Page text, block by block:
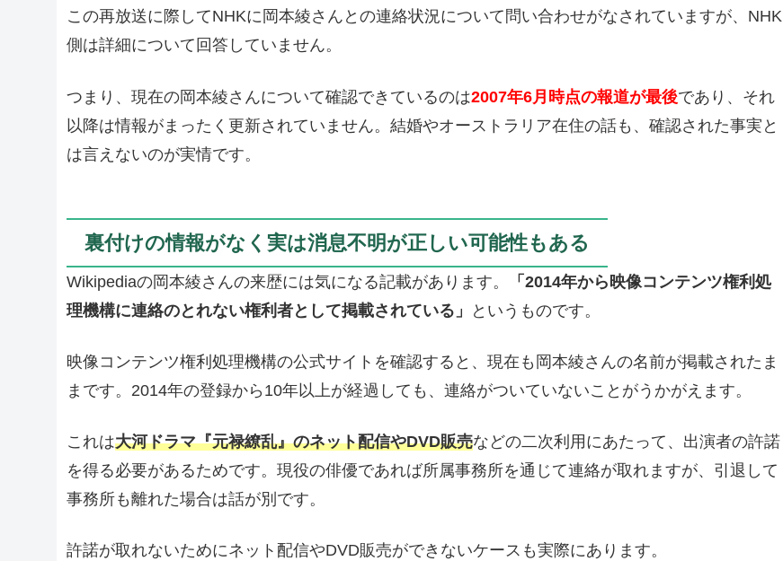
この再放送に際してNHKに岡本綾さんとの連絡状況について問い合わせがなされていますが、NHK
側は詳細について回答していません。
つまり、現在の岡本綾さんについて確認できているのは2007年6月時点の報道が最後であり、それ
以降は情報がまったく更新されていません。結婚やオーストラリア在住の話も、確認された事実と
は言えないのが実情です。
裏付けの情報がなく実は消息不明が正しい可能性もある
Wikipediaの岡本綾さんの来歴には気になる記載があります。
「2014年から映像コンテンツ権利処
理機構に連絡のとれない権利者として掲載されている」
というものです。
映像コンテンツ権利処理機構の公式サイトを確認すると、現在も岡本綾さんの名前が掲載されたま
まです。2014年の登録から10年以上が経過しても、連絡がついていないことがうかがえます。
これは大河ドラマ『元禄繚乱』のネット配信やDVD販売などの二次利用にあたって、出演者の許諾
を得る必要があるためです。現役の俳優であれば所属事務所を通じて連絡が取れますが、引退して
事務所も離れた場合は話が別です。
許諾が取れないためにネット配信やDVD販売ができないケースも実際にあります。